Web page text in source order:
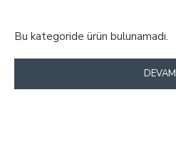
Bu kategoride ürün bulunamadı.
DEVAM